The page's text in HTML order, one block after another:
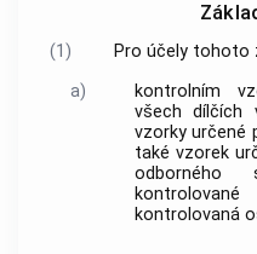
(1)
Pro účely tohoto
a)
kontrolním
všech dílčích
vzorky určené
také vzorek
odborného
kontrolovaná